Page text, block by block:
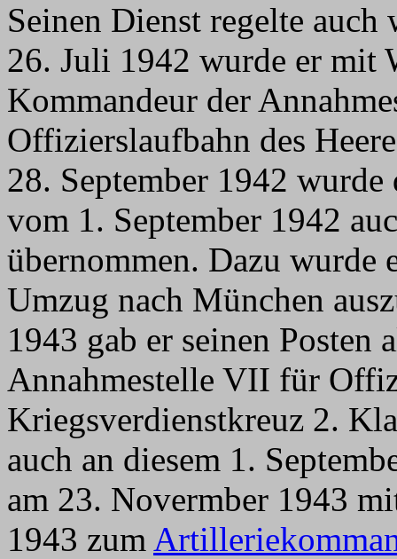
Seinen Dienst regelte
26. Juli 1942 wurde er mit
Kommandeur der
Offizierslaufbahn des
28. September 1942
vom 1. September 1942
übernommen. Dazu wurde
Umzug nach München
1943 gab er seinen Posten
Annahmestelle VII für
Kriegsverdienstkreuz 2.
auch an diesem 1.
am 23. Novermber 1943
1943 zum